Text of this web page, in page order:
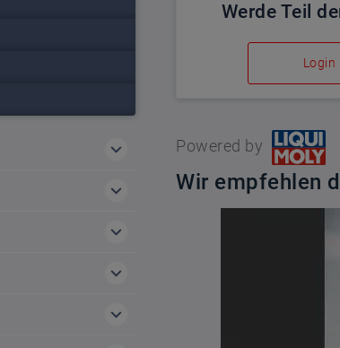
Werde Teil
Login
Powered by
Wir empfehlen